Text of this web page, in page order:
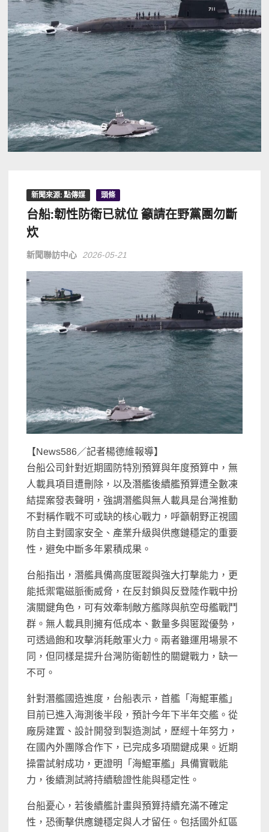
新聞來源: 點傳媒 頭條
台船:韌性防衛已就位 籲請在野黨團勿斷
炊
新聞聯訪中心 2026-05-21
【News586／記者楊德維報導】
台船公司針對近期國防特別預算與年度預算中，無
人載具項目遭刪除，以及潛艦後續艦預算遭全數凍
結提案發表聲明，強調潛艦與無人載具是台灣推動
不對稱作戰不可或缺的核心戰力，呼籲朝野正視國
防自主對國家安全、產業升級與供應鏈穩定的重要
性，避免中斷多年累積成果。
台船指出，潛艦具備高度匿蹤與強大打擊能力，更
能抵禦電磁脈衝威脅，在反封鎖與反登陸作戰中扮
演關鍵角色，可有效牽制敵方艦隊與航空母艦戰鬥
群。無人載具則擁有低成本、數量多與匿蹤優勢，
可透過飽和攻擊消耗敵軍火力。兩者雖運用場景不
同，但同樣是提升台灣防衛韌性的關鍵戰力，缺一
不可。
針對潛艦國造進度，台船表示，首艦「海鯤軍艦」
目前已進入海測後半段，預計今年下半年交艦。從
廠房建置、設計開發到製造測試，歷經十年努力，
在國內外團隊合作下，已完成多項關鍵成果。近期
操雷試射成功，更證明「海鯤軍艦」具備實戰能
力，後續測試將持續驗證性能與穩定性。
台船憂心，若後續艦計畫與預算持續充滿不確定
性，恐衝擊供應鏈穩定與人才留任。包括國外紅區